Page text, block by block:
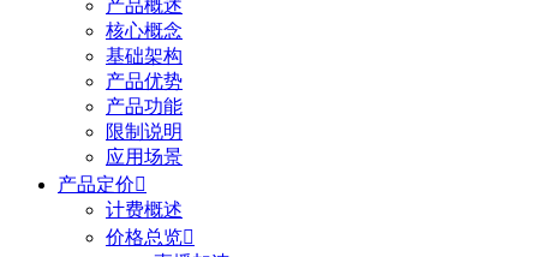
产品概述
核心概念
基础架构
产品优势
产品功能
限制说明
应用场景
产品定价
计费概述
价格总览